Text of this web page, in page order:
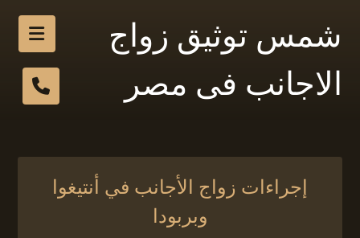
شمس توثيق زواج
الاجانب فى مصر
إجراءات زواج الأجانب في أنتيغوا
وبربودا